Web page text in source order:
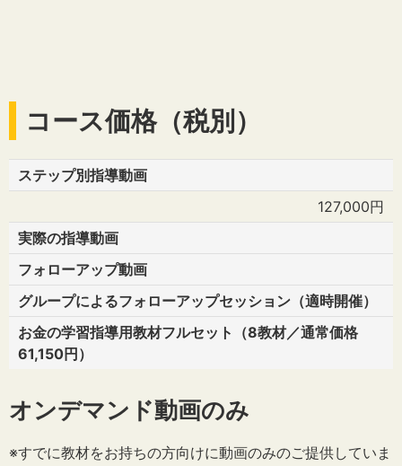
コース価格（税別）
ステップ別指導動画
127,000円
実際の指導動画
フォローアップ動画
グループによるフォローアップセッション（適時開催）
お金の学習指導用教材フルセット（8教材／通常価格
61,150円）
オンデマンド動画のみ
※すでに教材をお持ちの方向けに動画のみのご提供していま